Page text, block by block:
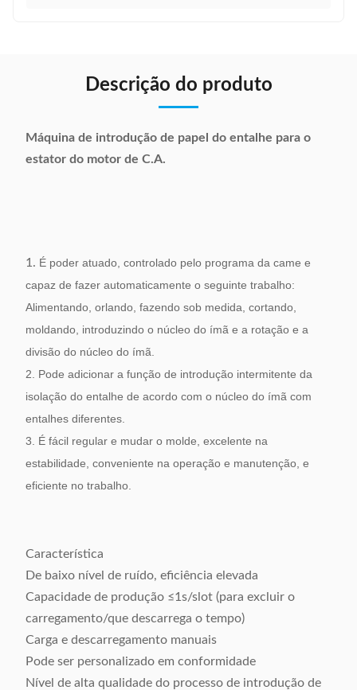
Descrição do produto
Máquina de introdução de papel do entalhe para o
estator do motor de C.A.
1. É poder atuado, controlado pelo programa da came e
capaz de fazer automaticamente o seguinte trabalho:
Alimentando, orlando, fazendo sob medida, cortando,
moldando, introduzindo o núcleo do ímã e a rotação e a
divisão do núcleo do ímã.
2. Pode adicionar a função de introdução intermitente da
isolação do entalhe de acordo com o núcleo do ímã com
entalhes diferentes.
3. É fácil regular e mudar o molde, excelente na
estabilidade, conveniente na operação e manutenção, e
eficiente no trabalho.
Característica
De baixo nível de ruído, eficiência elevada
Capacidade de produção ≤1s/slot (para excluir o
carregamento/que descarrega o tempo)
Carga e descarregamento manuais
Pode ser personalizado em conformidade
Nível de alta qualidade do processo de introdução de